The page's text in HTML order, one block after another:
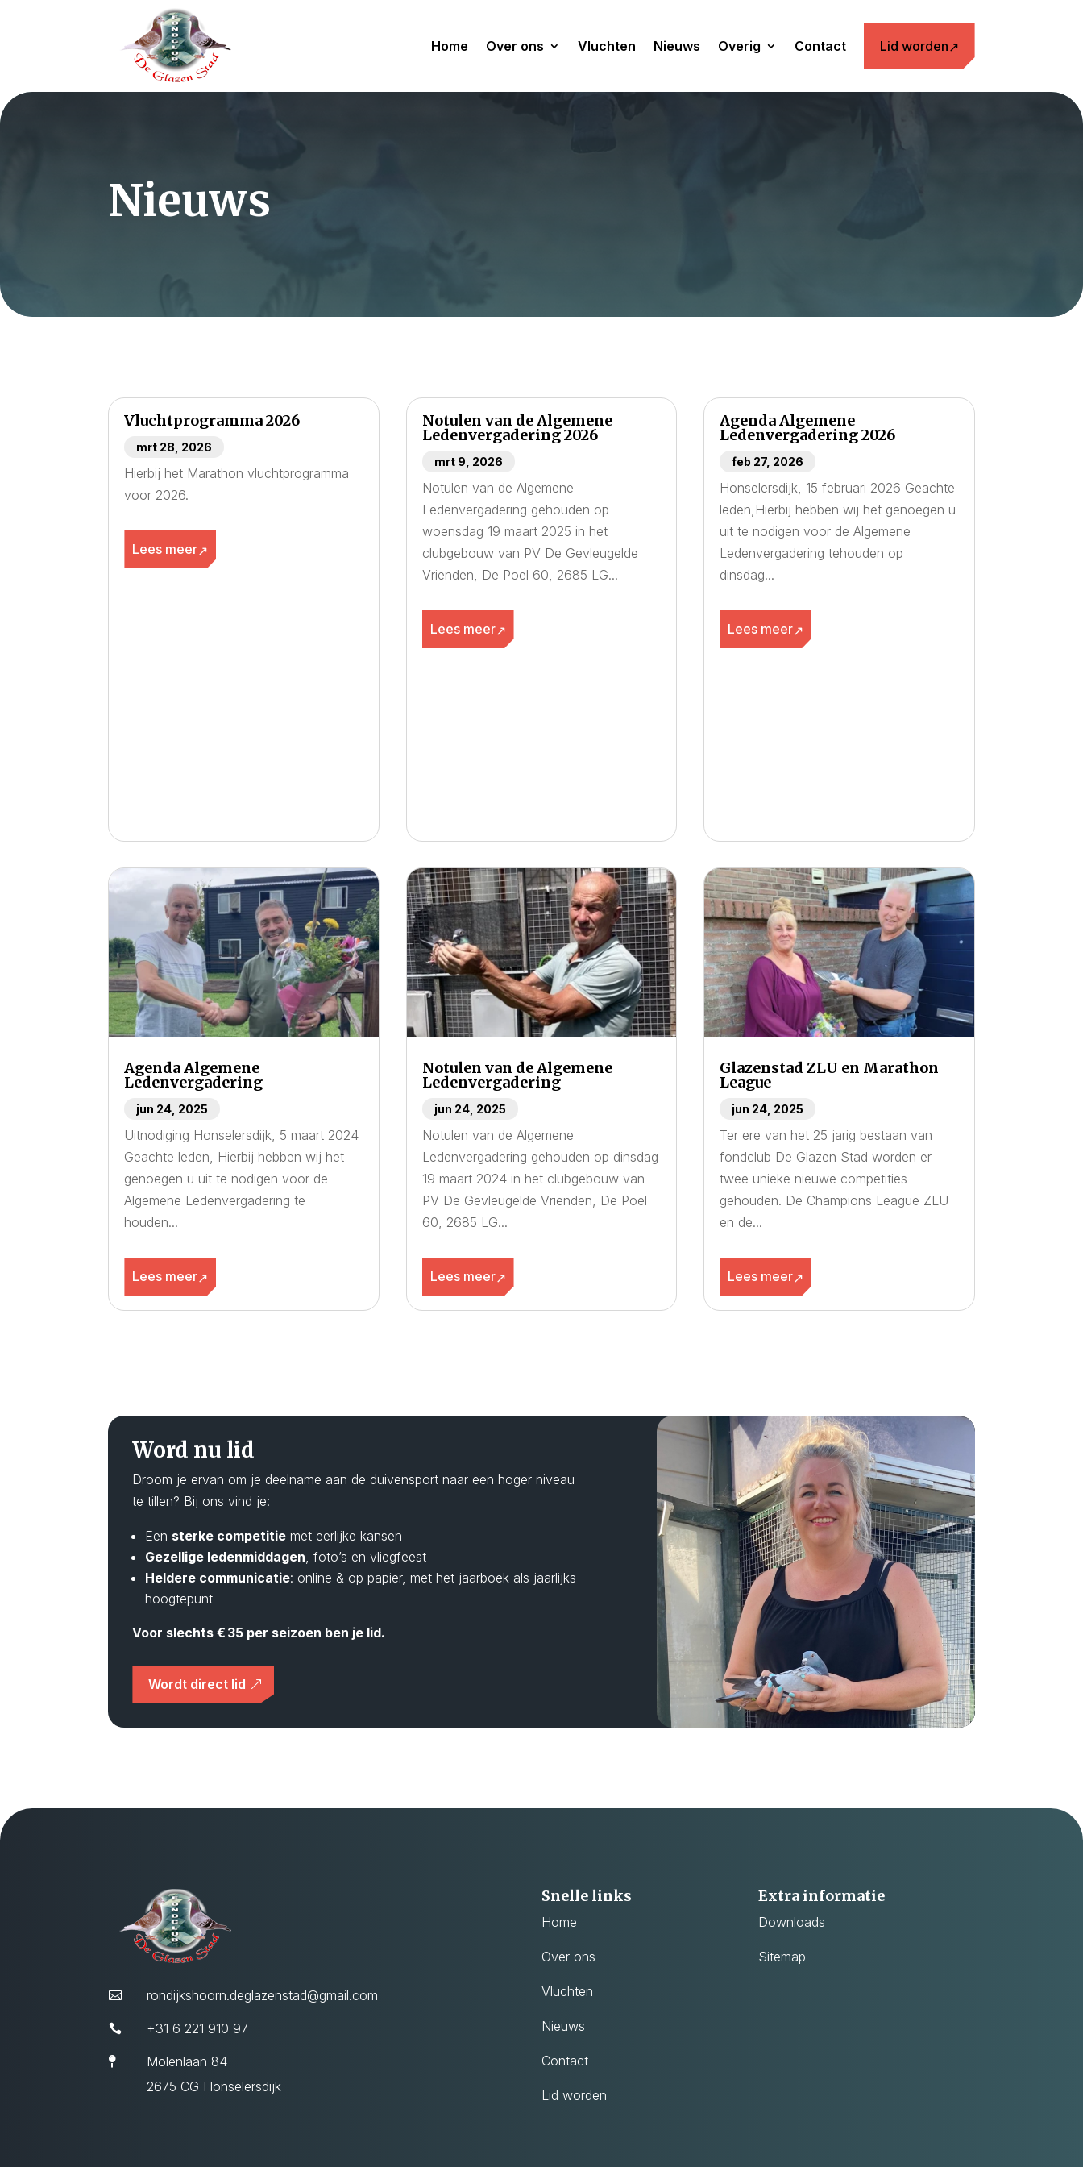
Home Over ons Vluchten Nieuws Overig Contact Lid worden
Nieuws
Vluchtprogramma 2026
mrt 28, 2026
Hierbij het Marathon vluchtprogramma
voor 2026.
Lees meer
Agenda Algemene
Ledenvergadering
jun 24, 2025
Uitnodiging Honselersdijk, 5 maart 2024
Geachte leden, Hierbij hebben wij het
genoegen u uit te nodigen voor de
Algemene Ledenvergadering te
houden...
Lees meer
Notulen van de Algemene
Ledenvergadering 2026
mrt 9, 2026
Notulen van de Algemene
Ledenvergadering gehouden op
woensdag 19 maart 2025 in het
clubgebouw van PV De Gevleugelde
Vrienden, De Poel 60, 2685 LG...
Lees meer
Notulen van de Algemene
Ledenvergadering
jun 24, 2025
Notulen van de Algemene
Ledenvergadering gehouden op dinsdag
19 maart 2024 in het clubgebouw van
PV De Gevleugelde Vrienden, De Poel
60, 2685 LG...
Lees meer
Agenda Algemene
Ledenvergadering 2026
feb 27, 2026
Honselersdijk, 15 februari 2026 Geachte
leden,Hierbij hebben wij het genoegen u
uit te nodigen voor de Algemene
Ledenvergadering tehouden op
dinsdag...
Lees meer
Glazenstad ZLU en Marathon
League
jun 24, 2025
Ter ere van het 25 jarig bestaan van
fondclub De Glazen Stad worden er
twee unieke nieuwe competities
gehouden. De Champions League ZLU
en de...
Lees meer
Word nu lid
Droom je ervan om je deelname aan de duivensport naar een hoger niveau
te tillen? Bij ons vind je:
Een sterke competitie met eerlijke kansen
Gezellige ledenmiddagen, foto’s en vliegfeest
Heldere communicatie: online & op papier, met het jaarboek als jaarlijks
hoogtepunt
Voor slechts € 35 per seizoen ben je lid.
Wordt direct lid
 rondijkshoorn.deglazenstad@gmail.com
 +31 6 221 910 97

Molenlaan 84
2675 CG Honselersdijk
Snelle links
Home
Over ons
Vluchten
Nieuws
Contact
Lid worden
Extra informatie
Downloads
Sitemap